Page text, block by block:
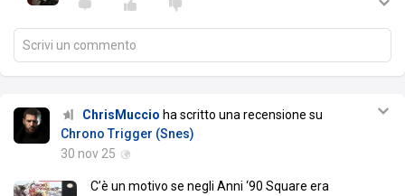
Scrivi un commento
ChrisMuccio ha scritto una recensione su
Chrono Trigger (Snes)
30 nov 25
C’è un motivo se negli Anni ‘90 Square era